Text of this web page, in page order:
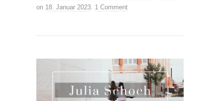
on 18. Januar 2023 1 Comment